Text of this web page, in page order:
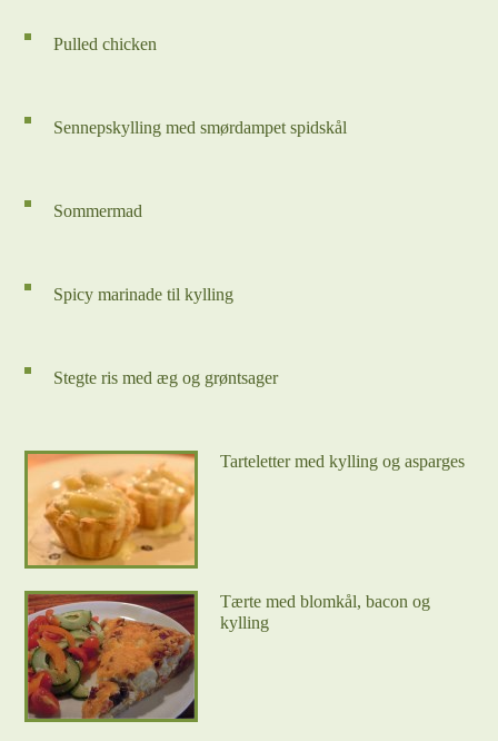
Pulled chicken
Sennepskylling med smørdampet spidskål
Sommermad
Spicy marinade til kylling
Stegte ris med æg og grøntsager
Tarteletter med kylling og asparges
Tærte med blomkål, bacon og
kylling